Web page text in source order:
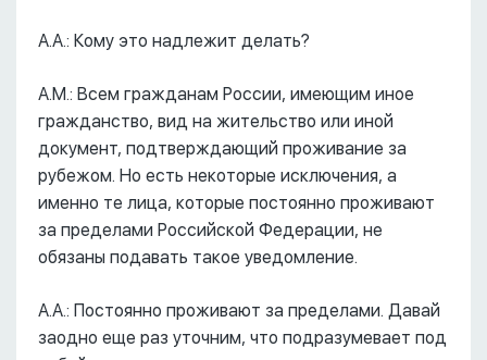
А.А.: Кому это надлежит делать?
А.М.: Всем гражданам России, имеющим иное
гражданство, вид на жительство или иной
документ, подтверждающий проживание за
рубежом. Но есть некоторые исключения, а
именно те лица, которые постоянно проживают
за пределами Российской Федерации, не
обязаны подавать такое уведомление.
А.А.: Постоянно проживают за пределами. Давай
заодно еще раз уточним, что подразумевает под